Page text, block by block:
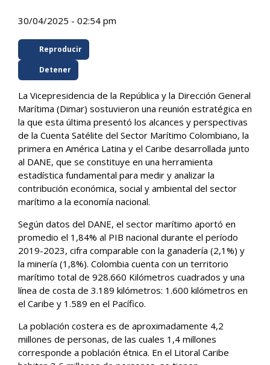
30/04/2025 - 02:54 pm
Reproducir
Detener
La Vicepresidencia de la República y la Dirección General
Marítima (Dimar) sostuvieron una reunión estratégica en
la que esta última presentó los alcances y perspectivas
de la Cuenta Satélite del Sector Marítimo Colombiano, la
primera en América Latina y el Caribe desarrollada junto
al DANE, que se constituye en una herramienta
estadística fundamental para medir y analizar la
contribución económica, social y ambiental del sector
marítimo a la economía nacional.
Según datos del DANE, el sector marítimo aportó en
promedio el 1,84% al PIB nacional durante el período
2019-2023, cifra comparable con la ganadería (2,1%) y
la minería (1,8%). Colombia cuenta con un territorio
marítimo total de 928.660 Kilómetros cuadrados y una
línea de costa de 3.189 kilómetros: 1.600 kilómetros en
el Caribe y 1.589 en el Pacífico.
La población costera es de aproximadamente 4,2
millones de personas, de las cuales 1,4 millones
corresponde a población étnica. En el Litoral Caribe